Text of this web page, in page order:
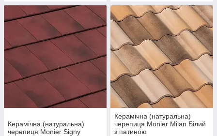
Керамічна (натуральна)
черепиця Monier Signy
Керамічна (натуральна)
черепиця Monier Milan Білий
з патиною